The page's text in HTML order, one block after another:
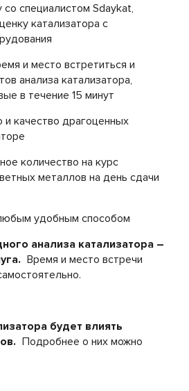
со специалистом Sdaykat,
катализатора с
и место встретиться и
анализа катализатора,
в течение 15 минут
и качество драгоценных
количество на курс
металлов на день сдачи
удобным способом
анализа катализатора –
Время и место встречи
будет влиять
Подробнее о них можно